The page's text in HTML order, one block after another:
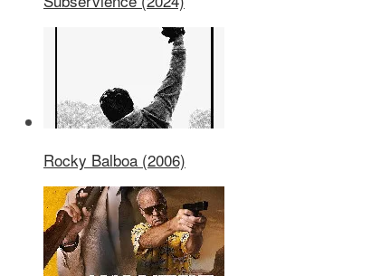
Rocky Balboa (2006)